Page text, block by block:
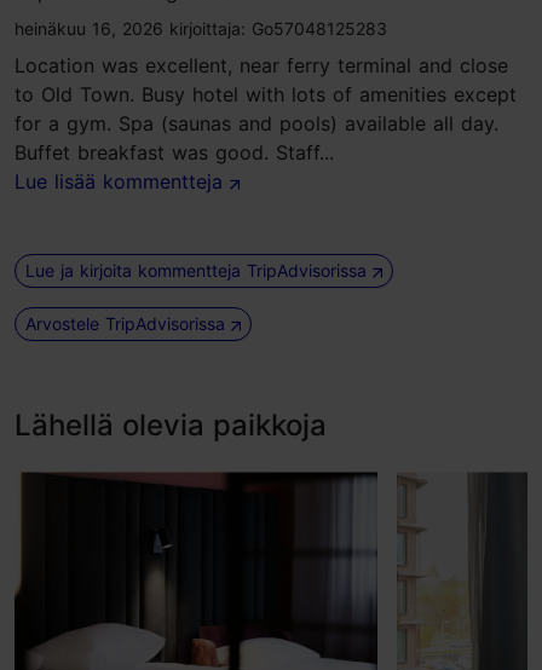
heinäkuu 16, 2026 kirjoittaja: Go57048125283
Location was excellent, near ferry terminal and close
to Old Town. Busy hotel with lots of amenities except
for a gym. Spa (saunas and pools) available all day.
Buffet breakfast was good. Staff...
Lue lisää kommentteja
Lue ja kirjoita kommentteja TripAdvisorissa
Arvostele TripAdvisorissa
Lähellä olevia paikkoja